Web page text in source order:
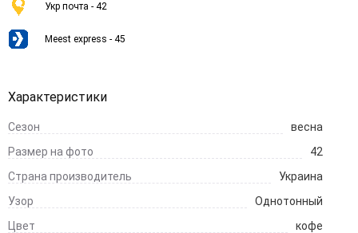
Укр почта - 42
Meest express - 45
Характеристики
Сезон
весна
Размер на фото
42
Страна производитель
Украина
Узор
Однотонный
Цвет
кофе